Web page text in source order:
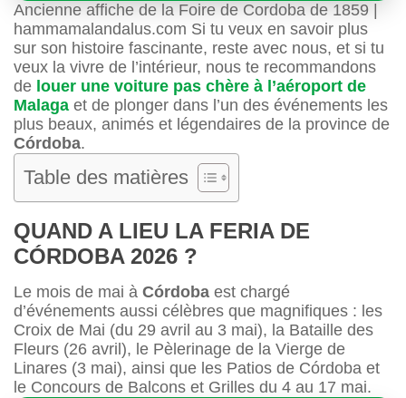
Ancienne affiche de la Foire de Cordoba de 1859 |
hammamalandalus.com Si tu veux en savoir plus
sur son histoire fascinante, reste avec nous, et si tu
veux la vivre de l’intérieur, nous te recommandons
de louer une voiture pas chère à l’aéroport de
Malaga et de plonger dans l’un des événements les
plus beaux, animés et légendaires de la province de
Córdoba.
Table des matières
QUAND A LIEU LA FERIA DE
CÓRDOBA 2026 ?
Le mois de mai à Córdoba est chargé
d’événements aussi célèbres que magnifiques : les
Croix de Mai (du 29 avril au 3 mai), la Bataille des
Fleurs (26 avril), le Pèlerinage de la Vierge de
Linares (3 mai), ainsi que les Patios de Córdoba et
le Concours de Balcons et Grilles du 4 au 17 mai.